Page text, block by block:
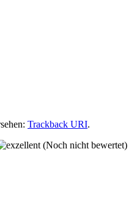
Trackback URI.
(Noch nicht bewertet)